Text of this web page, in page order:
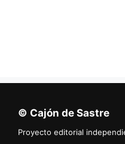
© Cajón de Sastre
Proyecto editorial